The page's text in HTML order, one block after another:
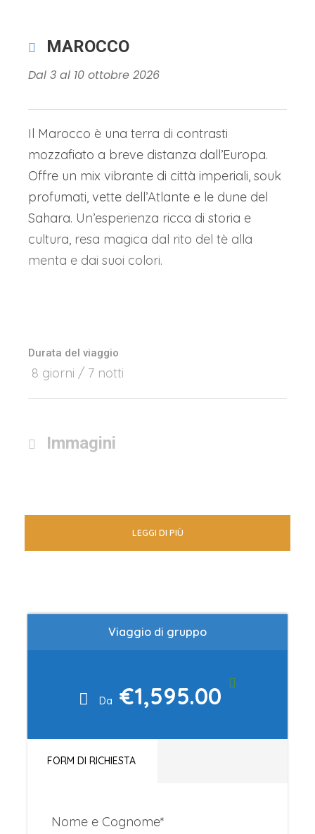
Viaggio di gruppo
Da €1,595.00
FORM DI RICHIESTA
Nome e Cognome*
MAROCCO
Dal 3 al 10 ottobre 2026
Il Marocco è una terra di contrasti
mozzafiato a breve distanza dall’Europa.
Offre un mix vibrante di città imperiali, souk
profumati, vette dell’Atlante e le dune del
Sahara. Un’esperienza ricca di storia e
cultura, resa magica dal rito del tè alla
menta e dai suoi colori.
Durata del viaggio
8 giorni / 7 notti
Immagini
Programma
Arrivo all’aeroporto di Casablanca,
2° Giorno: Casablanca – Marrakech (250
Prima colazione in hotel. Trasferimento a
Marrakech. Pranzo in hotel. Pomeriggio
Cena libera e pernottamento.
LEGGI DI PIÙ